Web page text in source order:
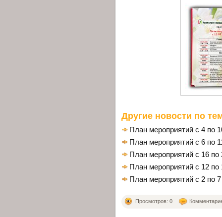
Другие новости по
План мероприятий с 4 по
План мероприятий с 6 по
План мероприятий с 16 по
План мероприятий с 12 по
План мероприятий с 2 по
Просмотров: 0